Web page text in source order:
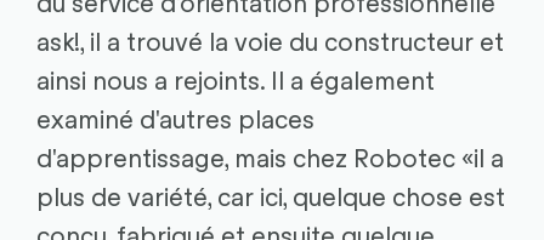
ask!, il a trouvé la voie du constructeur et
ainsi nous a rejoints. Il a également
examiné d'autres places
d'apprentissage, mais chez Robotec «il a
plus de variété, car ici, quelque chose est